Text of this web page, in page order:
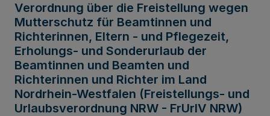
Verordnung über die Freistellung wegen
Mutterschutz für Beamtinnen und
Richterinnen, Eltern - und Pflegezeit,
Erholungs- und Sonderurlaub der
Beamtinnen und Beamten und
Richterinnen und Richter im Land
Nordrhein-Westfalen (Freistellungs- und
Urlaubsverordnung NRW - FrUrlV NRW)